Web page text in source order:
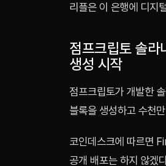
리플은 이 은행에 디지
점프크립토 솔
생성 시작
점프크립토가 개발한
블록을 생성하고 수천
코인데스크에 따르면
공개 배포는 하지 않겠